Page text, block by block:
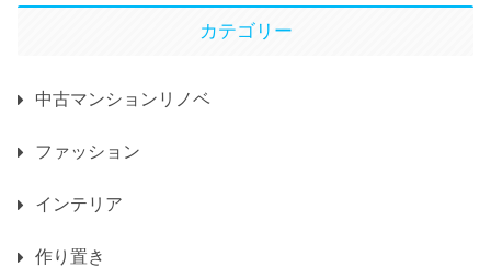
カテゴリー
中古マンションリノベ
ファッション
インテリア
作り置き